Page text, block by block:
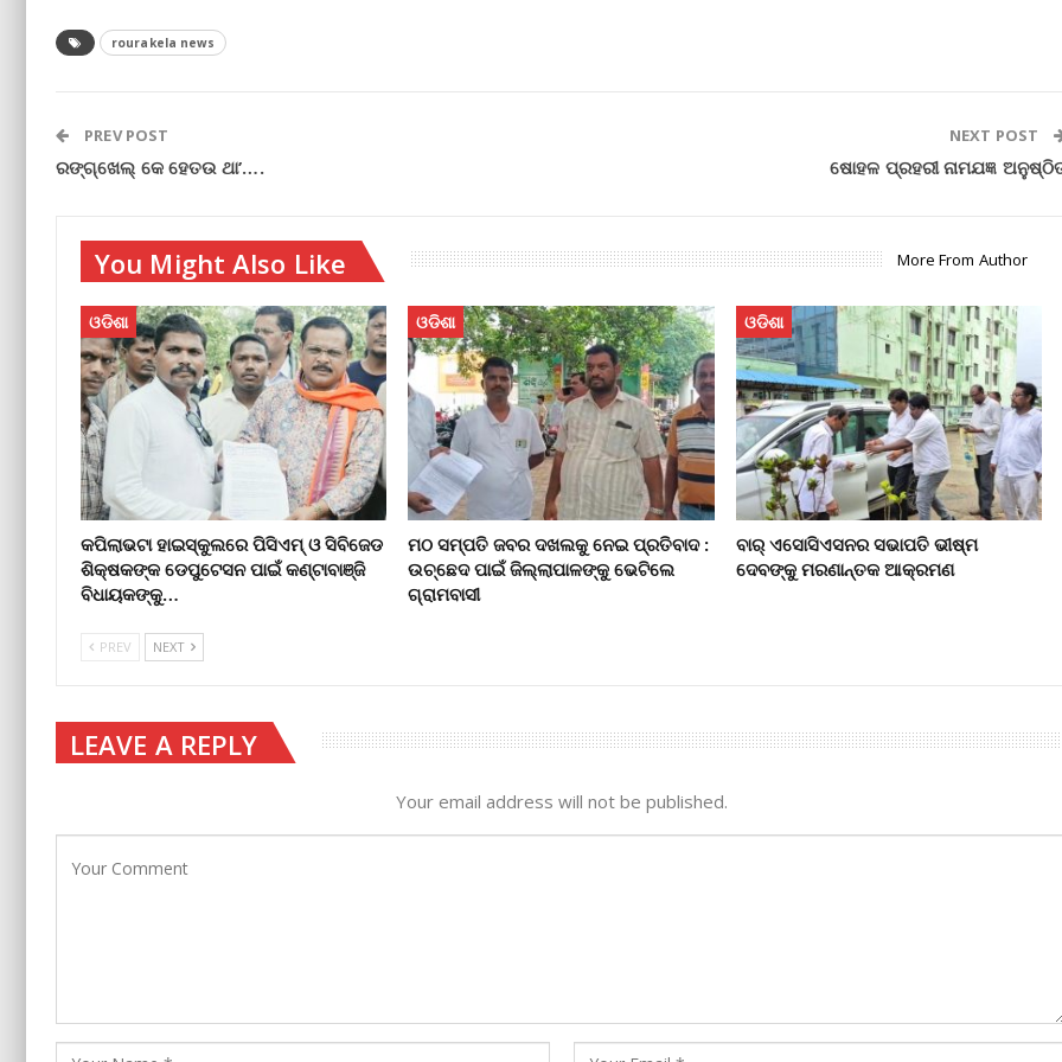
rourakela news
PREV POST
ରଙ୍ଗ୍‌ଖେଲ୍‌ କେ ହେତଉ ଥା’….
NEXT POST
ଷୋହଳ ପ୍ରହରୀ ନାମଯଜ୍ଞ
You Might Also Like More From Author
ଓଡିଶା
କପିଲାଭଟା ହାଇସ୍କୁଲରେ ପିସିଏମ୍ ଓ ସିବିଜେଡ
ଶିକ୍ଷକଙ୍କ ଡେପୁଟେସନ ପାଇଁ କଣ୍ଟାବାଞ୍ଜି
ବିଧାୟକଙ୍କୁ…
ଓଡିଶା
ମଠ ସମ୍ପତି ଜବର ଦଖଲକୁ ନେଇ ପ୍ରତିବାଦ :
ଉଚ୍ଛେଦ ପାଇଁ ଜିଲ୍ଲାପାଳଙ୍କୁ ଭେଟିଲେ
ଗ୍ରାମବାସୀ
ଓଡିଶା
ବାର୍‌ ଏସୋସିଏସନର ସଭାପତି ଭୀଷ୍ମ
ଦେବଙ୍କୁ ମରଣାନ୍ତକ ଆକ୍ରମଣ
PREV NEXT
LEAVE A REPLY
Your email address will not be published.